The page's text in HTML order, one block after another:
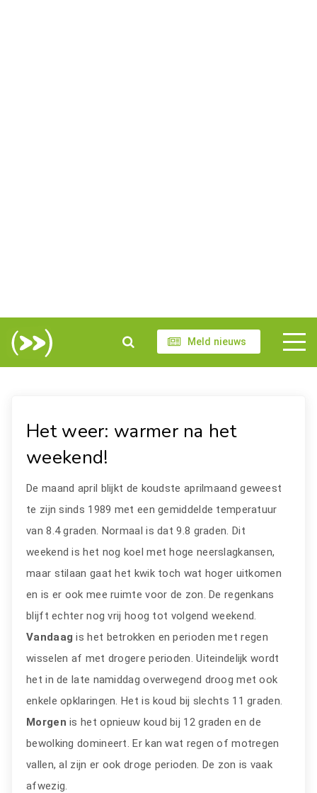
Meld nieuws
Het weer: warmer na het
weekend!
De maand april blijkt de koudste aprilmaand geweest
te zijn sinds 1989 met een gemiddelde temperatuur
van 8.4 graden. Normaal is dat 9.8 graden. Dit
weekend is het nog koel met hoge neerslagkansen,
maar stilaan gaat het kwik toch wat hoger uitkomen
en is er ook mee ruimte voor de zon. De regenkans
blijft echter nog vrij hoog tot volgend weekend.
Vandaagis het betrokken en perioden met regen
wisselen af met drogere perioden. Uiteindelijk wordt
het in de late namiddag overwegend droog met ook
enkele opklaringen. Het is koud bij slechts 11 graden.
Morgen is het opnieuw koud bij 12 graden en de
bewolking domineert. Er kan wat regen of motregen
vallen, al zijn er ook droge perioden. De zon is vaak
afwezig.